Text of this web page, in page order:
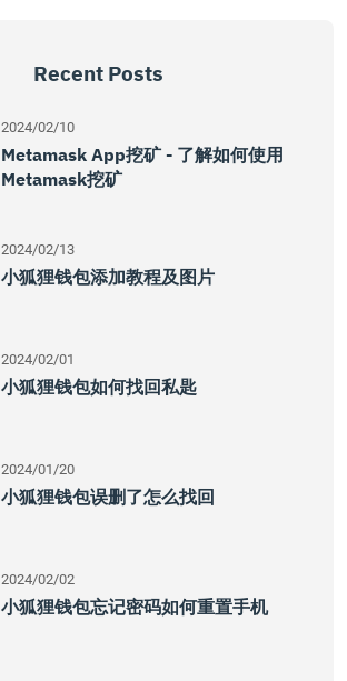
Recent Posts
2024/02/10
Metamask App挖矿 - 了解如何使用
Metamask挖矿
2024/02/13
小狐狸钱包添加教程及图片
2024/02/01
小狐狸钱包如何找回私匙
2024/01/20
小狐狸钱包误删了怎么找回
2024/02/02
小狐狸钱包忘记密码如何重置手机